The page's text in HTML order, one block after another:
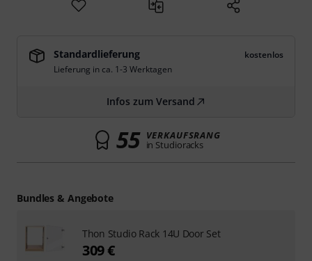
Standardlieferung
kostenlos
Lieferung in ca. 1-3 Werktagen
Infos zum Versand
55 VERKAUFSRANG
in Studioracks
Bundles & Angebote
Thon Studio Rack 14U Door Set
309 €